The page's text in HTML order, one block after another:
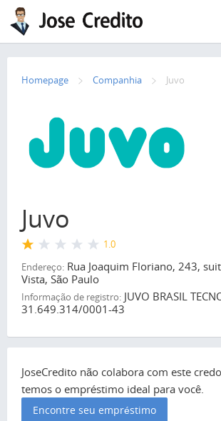
Pular para o conteúdo principal
Homepage Сompanhia Juvo
Juvo
1.0
Endereço: Rua Joaquim Floriano, 243,
Vista, São Paulo
Informação de registro: JUVO BRASIL
31.649.314/0001-43
JoseCredito não colabora com este
temos o empréstimo ideal para você.
Encontre seu empréstimo